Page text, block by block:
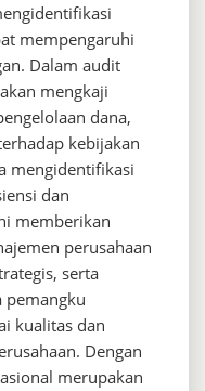
mempengaruhi
Dalam audit
mengkaji
dana,
kebijakan
mengidentifikasi
dan
memberikan
perusahaan
serta
pemangku
kualitas dan
Dengan
merupakan